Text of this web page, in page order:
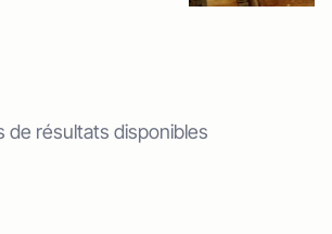
de résultats disponibles